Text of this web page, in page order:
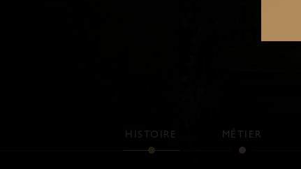
HISTOIRE MÉTIER